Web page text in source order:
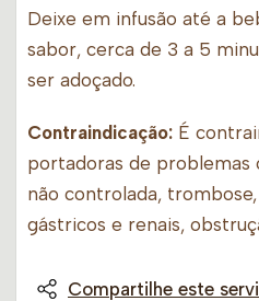
Deixe em infusão até a
sabor, cerca de 3 a 5
ser adoçado.
Contraindicação: É
portadoras de problemas
não controlada,
gástricos e renais,
Compartilhe este